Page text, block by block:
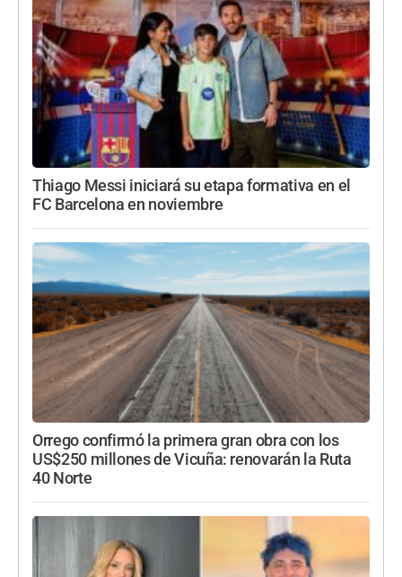
Thiago Messi iniciará su etapa formativa en el
FC Barcelona en noviembre
Orrego confirmó la primera gran obra con los
US$250 millones de Vicuña: renovarán la Ruta
40 Norte